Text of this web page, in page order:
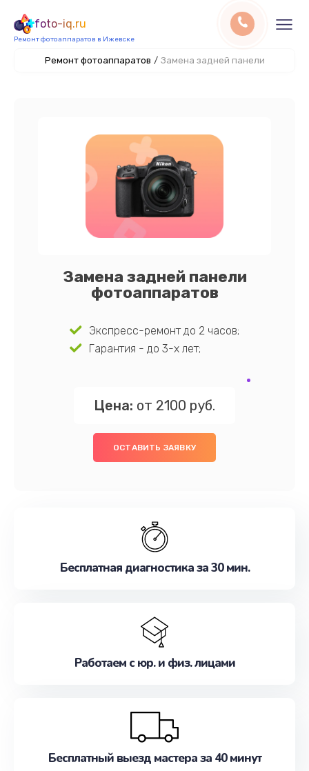
foto-iq.ru
Ремонт фотоаппаратов в Ижевске
Ремонт фотоаппаратов / Замена задней панели
Замена задней панели
фотоаппаратов
Экспресс-ремонт до 2 часов;
Гарантия - до 3-х лет;
Цена: от 2100 руб.
ОСТАВИТЬ ЗАЯВКУ
Бесплатная диагностика за 30 мин.
Работаем с юр. и физ. лицами
Бесплатный выезд мастера за 40 минут